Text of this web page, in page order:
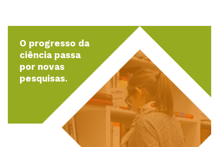
O progresso da
ciência passa
por novas
pesquisas.